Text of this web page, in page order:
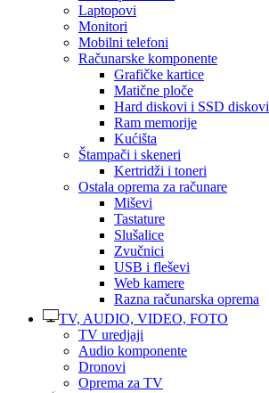
Laptopovi
Monitori
Mobilni telefoni
Računarske komponente
Grafičke kartice
Matične ploče
Hard diskovi i SSD diskovi
Ram memorije
Kućišta
Štampači i skeneri
Kertridži i toneri
Ostala oprema za računare
Miševi
Tastature
Slušalice
Zvučnici
USB i fleševi
Web kamere
Razna računarska oprema
TV, AUDIO, VIDEO, FOTO
TV uredjaji
Audio komponente
Dronovi
Oprema za TV